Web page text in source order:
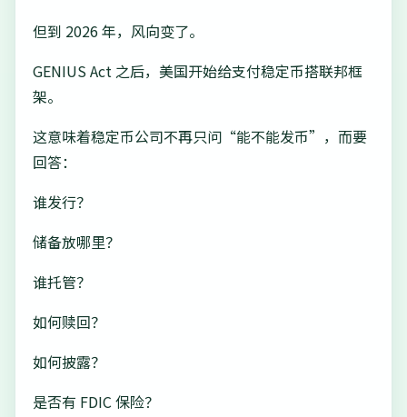
但到 2026 年，风向变了。
GENIUS Act 之后，美国开始给支付稳定币搭联邦框
架。
这意味着稳定币公司不再只问“能不能发币”，而要
回答：
谁发行？
储备放哪里？
谁托管？
如何赎回？
如何披露？
是否有 FDIC 保险？